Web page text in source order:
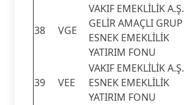
38 VGE
VAKIF EMEKLİLİK A.Ş.
GELİR AMAÇLI GRUP
ESNEK EMEKLİLİK
YATIRIM FONU
39 VEE
VAKIF EMEKLİLİK A.Ş.
ESNEK EMEKLİLİK
YATIRIM FONU